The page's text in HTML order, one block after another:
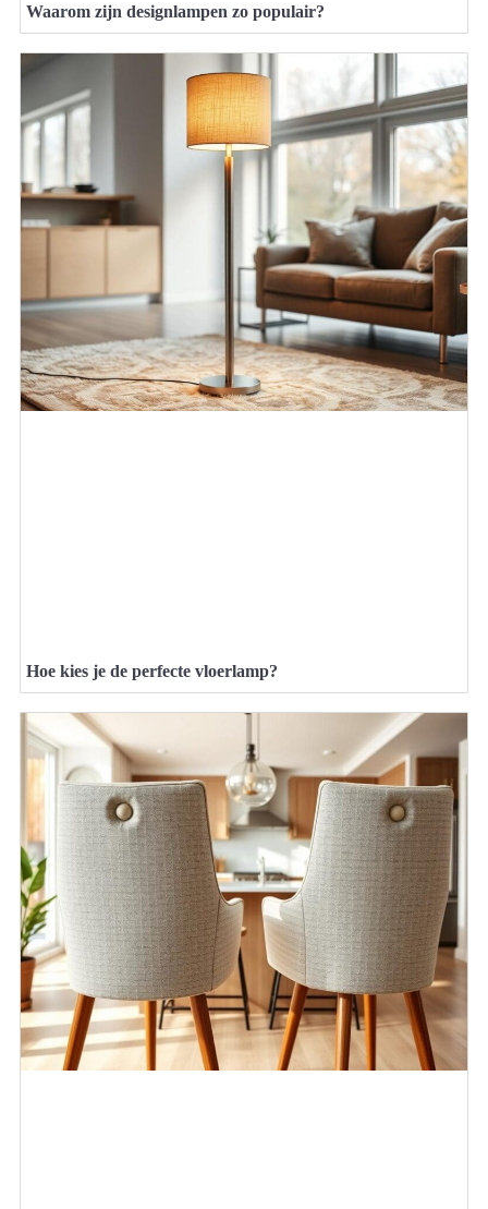
Waarom zijn designlampen zo populair?
Hoe kies je de perfecte vloerlamp?